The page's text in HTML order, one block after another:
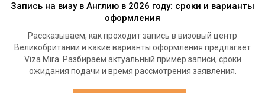
Запись на визу в Англию в 2026 году: сроки и варианты
оформления
Рассказываем, как проходит запись в визовый центр
Великобритании и какие варианты оформления предлагает
Viza Mira. Разбираем актуальный пример записи, сроки
ожидания подачи и время рассмотрения заявления.